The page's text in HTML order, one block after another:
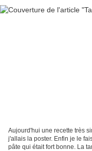
Aujourd'hui une recette très
j'allais la poster. Enfin je le
pâte qui était fort bonne. La